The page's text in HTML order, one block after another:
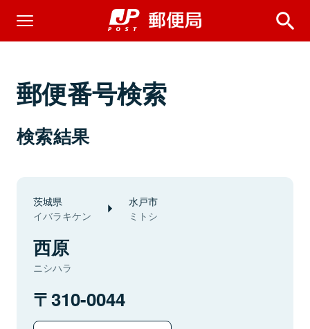
郵便番号検索
検索結果
茨城県
イバラキケン
水戸市
ミトシ
西原
ニシハラ
310-0044